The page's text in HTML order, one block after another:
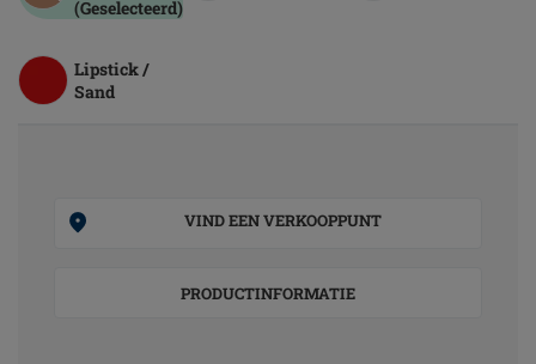
(Geselecteerd)
Lipstick /
Sand
VIND EEN VERKOOPPUNT
PRODUCTINFORMATIE